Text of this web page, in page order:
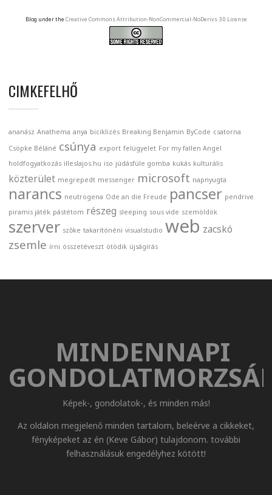
Blog under the Creative Commons Attribution-NonCommercial-NoDerivs 3.0 License
CIMKEFELHŐ
ananász Anathema anya biciklizés Breaking Benjamin ByCode csatorna
Csöpke Béláné csúnya export felügyelet For my fallen Angel
holdfogyatkozás illeslajos.hu iso júdásfüle gomba kukás kulturális
közterület megrepedt messenger microsoft napnyugta
narancs neutrogena Ode an die Freude pancser pendrive
piramis játék pástétom részeg sleeping sous vide szemöldök
szerver szőke takarítónéni visualstudio web zacskó
zsemle írni összetéveszt ötödik újságírás
MINDENNAPI
Képek-, gondolatok-, és minden más!
Az oldalon megjelenő minden tartalom, beleérve a cikkeket,
fényképeket az én (Keve Gábor) tulajdonom. további
felhasználásuk engedélyhez kötött!